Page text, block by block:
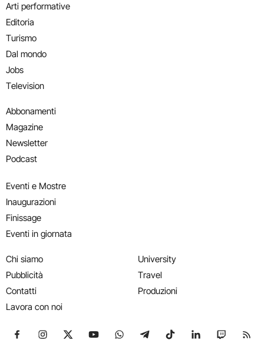
Arti performative
Editoria
Turismo
Dal mondo
Jobs
Television
Abbonamenti
Magazine
Newsletter
Podcast
Eventi e Mostre
Inaugurazioni
Finissage
Eventi in giornata
Chi siamo
Pubblicità
Contatti
Lavora con noi
University
Travel
Produzioni
Seguici su Facebook
Seguici su Instagram
Seguici su X
Seguici su YouTube
Seguici su WhatsApp
Seguici su Telegram
Seguici su TikTok
Seguici su
Seguici